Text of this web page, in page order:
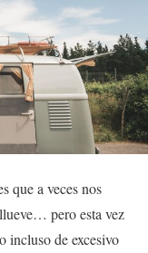
que a veces nos
pero esta vez
incluso de excesivo